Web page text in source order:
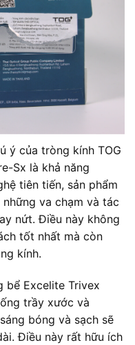
ý của tròng kính TOG
Sx là khả năng
tiên tiến, sản phẩm
va chạm và tác
nứt. Điều này không
tốt nhất mà còn
kính.
bể Excelite Trivex
trầy xước và
bóng và sạch sẽ
Điều này rất hữu ích